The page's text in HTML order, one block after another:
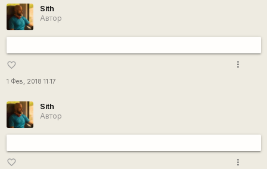
Sith
Автор
favorite_border
1 Фев, 2018 11:17
more_vert
Sith
Автор
favorite_border more_vert